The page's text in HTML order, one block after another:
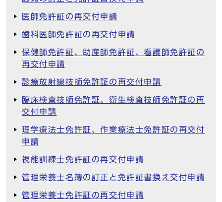
医師免許証の再交付申請
歯科医師免許証の再交付申請
保健師免許証、助産師免許証、看護師免許証の
再交付申請
診療放射線技師免許証の再交付申請
臨床検査技師免許証、衛生検査技師免許証の再
交付申請
理学療法士免許証、作業療法士免許証の再交付
申請
視能訓練士免許証の再交付申請
管理栄養士名簿の訂正と免許証書換え交付申請
管理栄養士免許証の再交付申請